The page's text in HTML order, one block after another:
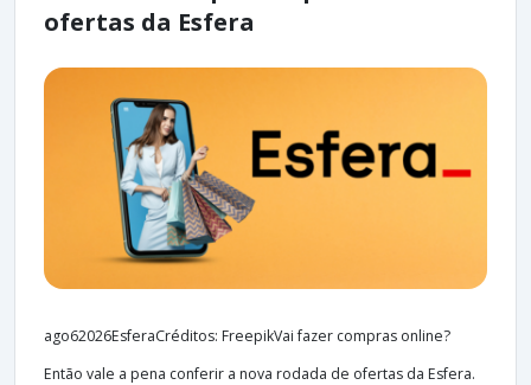
ofertas da Esfera
ago62026EsferaCréditos: FreepikVai fazer compras online?
Então vale a pena conferir a nova rodada de ofertas da Esfera.